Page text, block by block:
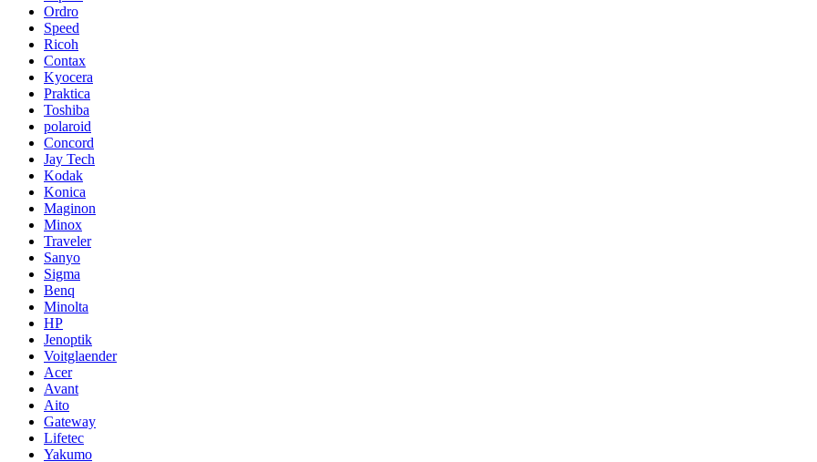
Ordro
Speed
Ricoh
Contax
Kyocera
Praktica
Toshiba
polaroid
Concord
Jay Tech
Kodak
Konica
Maginon
Minox
Traveler
Sanyo
Sigma
Benq
Minolta
HP
Jenoptik
Voitglaender
Acer
Avant
Aito
Gateway
Lifetec
Yakumo